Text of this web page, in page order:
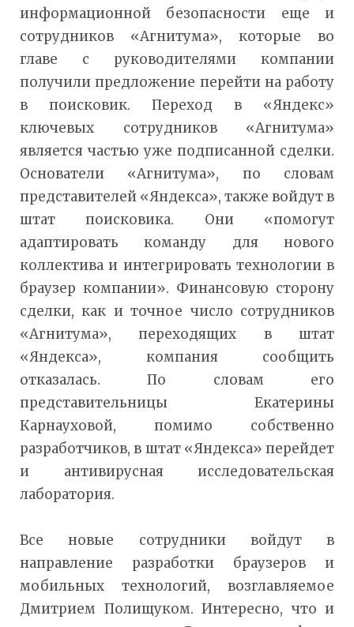
информационной безопасности еще и
сотрудников «Агнитума», которые во
главе с руководителями компании
получили предложение перейти на работу
в поисковик. Переход в «Яндекс»
ключевых сотрудников «Агнитума»
является частью уже подписанной сделки.
Основатели «Агнитума», по словам
представителей «Яндекса», также войдут в
штат поисковика. Они «помогут
адаптировать команду для нового
коллектива и интегрировать технологии в
браузер компании». Финансовую сторону
сделки, как и точное число сотрудников
«Агнитума», переходящих в штат
«Яндекса», компания сообщить
отказалась. По словам его
представительницы Екатерины
Карнауховой, помимо собственно
разработчиков, в штат «Яндекса» перейдет
и антивирусная исследовательская
лаборатория.
Все новые сотрудники войдут в
направление разработки браузеров и
мобильных технологий, возглавляемое
Дмитрием Полищуком. Интересно, что и